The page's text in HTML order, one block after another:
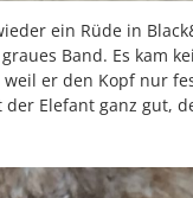
ein Rüde in
Band. Es kam
er den Kopf nur
Elefant ganz gut,